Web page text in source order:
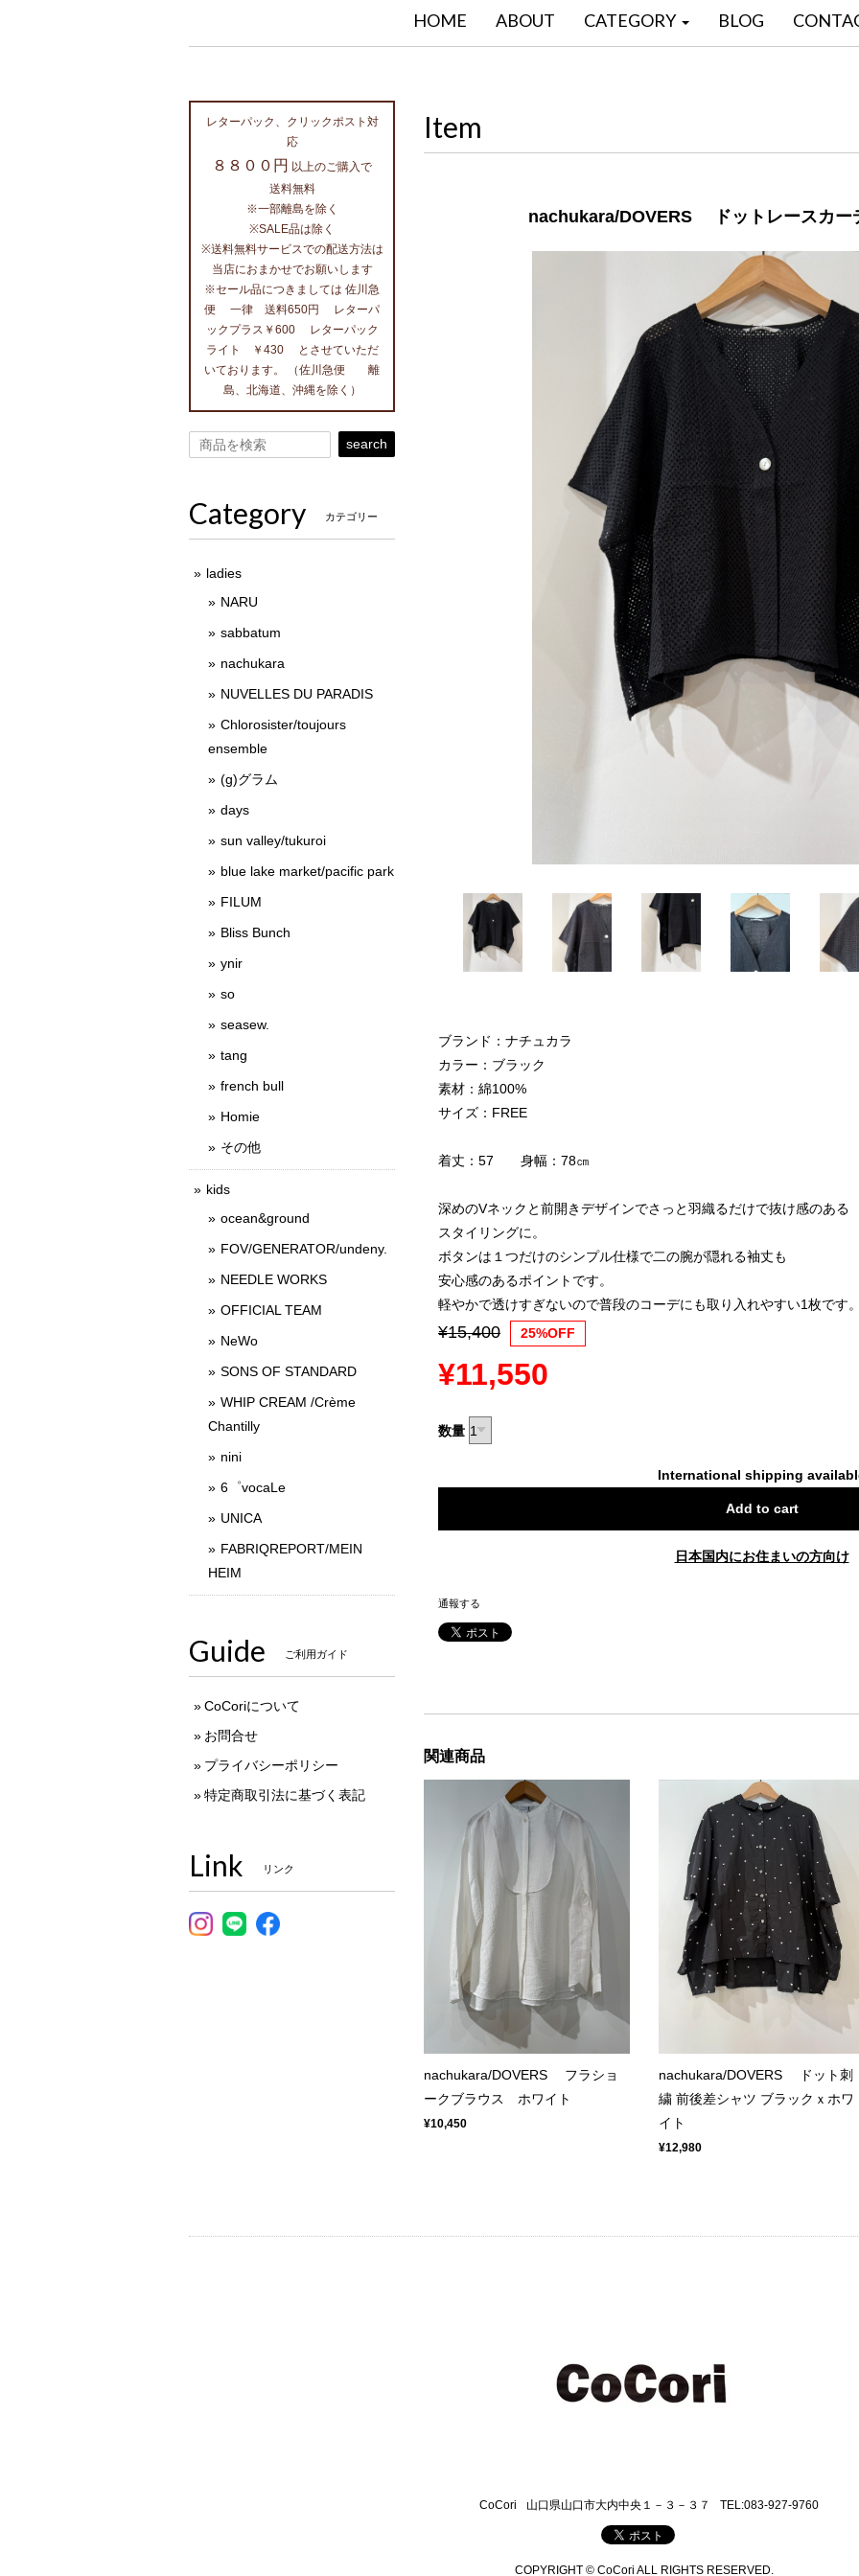
HOME ABOUT CATEGORY BLOG
Item
nachukara/DOVERS ドットレースカー
ブランド：ナチュカラ
カラー：ブラック
素材：綿100%
サイズ：FREE
着丈：57 身幅：78㎝
深めのVネックと前開きデザインでさっと羽織るだけで抜け感のある
スタイリングに。
ボタンは１つだけのシンプル仕様で二の腕が隠れる袖丈も
安心感のあるポイントです。
軽やかで透けすぎないので普段のコーデにも取り入れやすい1枚です
¥15,400 25%OFF
¥11,550
数量
International shipping
Add to cart
日本国内にお住まいの方向け
通報する
関連商品
nachukara/DOVERS フラショ
ークブラウス ホワイト
¥10,450
nachukara/DOVERS ドット刺
繍 前後差シャツ ブラックｘホワ
イト
¥12,980
レターパック、クリックポスト対
応
８８００円 以上のご購入で
送料無料
※一部離島を除く
※SALE品は除く
※送料無料サービスでの配送方法は
当店におまかせでお願いします
※セール品につきましては 佐川急
便 一律 送料650円 レターパ
ックプラス￥600 レターパック
ライト ￥430 とさせていただ
いております。 （佐川急便 離
島、北海道、沖縄を除く）
search
Category カテゴリー
ladies
NARU
sabbatum
nachukara
NUVELLES DU PARADIS
Chlorosister/toujours
ensemble
(g)グラム
days
sun valley/tukuroi
blue lake market/pacific park
FILUM
Bliss Bunch
ynir
so
seasew.
tang
french bull
Homie
その他
kids
ocean&ground
FOV/GENERATOR/undeny.
NEEDLE WORKS
OFFICIAL TEAM
NeWo
SONS OF STANDARD
WHIP CREAM /Crème
Chantilly
nini
6゜vocaLe
UNICA
FABRIQREPORT/MEIN
HEIM
Guide ご利用ガイド
CoCoriについて
お問合せ
プライバシーポリシー
特定商取引法に基づく表記
Link リンク
CoCori 山口県山口市大内中央１－３－３７ TEL:083-927-9760
COPYRIGHT © CoCori ALL RIGHTS RESERVED.